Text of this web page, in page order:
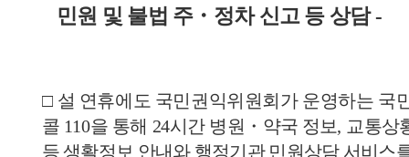
민원 및 불법 주・정차 신고 등 상담 -
□ 설 연휴에도 국민권익위원회가 운영하는 국
콜 110을 통해 24시간 병원 ・ 약국 정보, 교통상
등 생활정보 안내와 행정기관 민원상담 서비스